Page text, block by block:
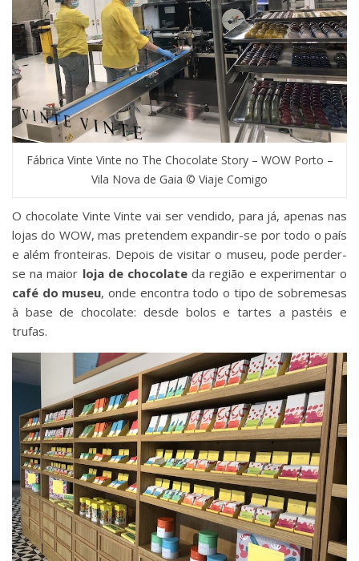
Fábrica Vinte Vinte no The Chocolate Story – WOW Porto –
Vila Nova de Gaia © Viaje Comigo
O chocolate Vinte Vinte vai ser vendido, para já, apenas nas
lojas do WOW, mas pretendem expandir-se por todo o país
e além fronteiras. Depois de visitar o museu, pode perder-
se na maior loja de chocolate da região e experimentar o
café do museu, onde encontra todo o tipo de sobremesas
à base de chocolate: desde bolos e tartes a pastéis e
trufas.